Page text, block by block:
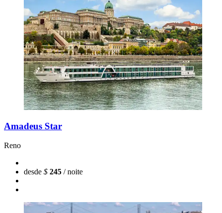
Amadeus Star
Reno
desde $ 245 / noite